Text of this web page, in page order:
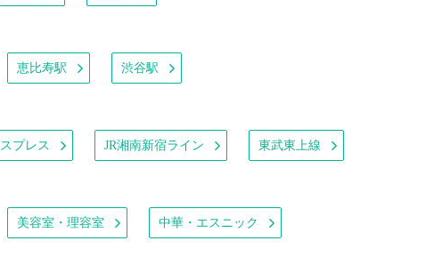
恵比寿駅 渋谷駅
プレス JR湘南新宿ライン 東武東上線
美容室・理容室 中華・エスニック